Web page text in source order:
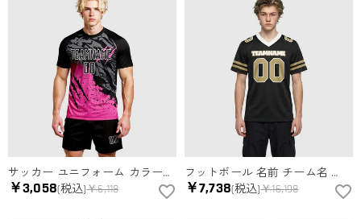
サッカー ユニフォーム カラーブロッキング 昇華 チーム名 ネーム 背番号 胸番号入り ロゴ カスタマイズ可能
￥3,058(税込)￥6,118
フットボール 名前 チーム名 番号 Tシャツ Vネック ジャージ スポーツウェア ユニフォーム 男女兼用 オーダーメイド
￥7,738(税込)￥16,198